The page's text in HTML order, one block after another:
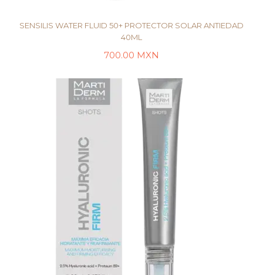
SENSILIS WATER FLUID 50+ PROTECTOR SOLAR ANTIEDAD
40ML
700.00 MXN